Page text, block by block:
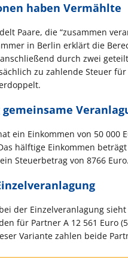
haben Vermählte
Paare, die “zusammen
in Berlin erklärt die
durch zwei
zu zahlende Steuer
ein Einkommen von 50 000
hälftige Einkommen
Steuerbetrag von 8766
der Einzelveranlagung
für Partner A 12 561 Euro
Variante zahlen beide